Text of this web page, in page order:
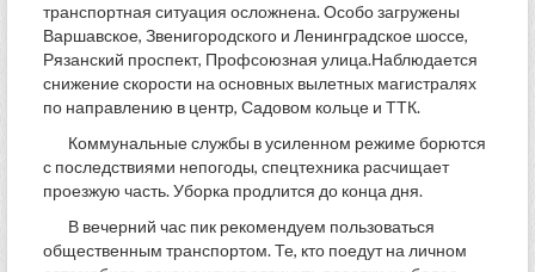
транспортная ситуация осложнена. Особо загружены
Варшавское, Звенигородского и Ленинградское шоссе,
Рязанский проспект, Профсоюзная улица.Наблюдается
снижение скорости на основных вылетных магистралях
по направлению в центр, Садовом кольце и ТТК.
Коммунальные службы в усиленном режиме борются
с последствиями непогоды, спецтехника расчищает
проезжую часть. Уборка продлится до конца дня.
В вечерний час пик рекомендуем пользоваться
общественным транспортом. Те, кто поедут на личном